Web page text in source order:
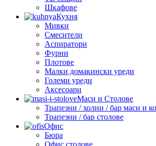
Шкафове
Кухня
Мивки
Смесители
Аспиратори
Фурни
Плотове
Малки домакински уреди
Големи уреди
Аксесоари
Маси и Столове
Трапезни / холни / бар маси и
Трапезни / бар столове
Офис
Бюра
Офис столове